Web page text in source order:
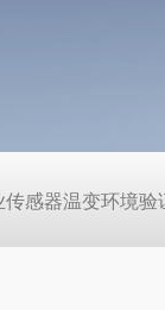
感器温变环境验